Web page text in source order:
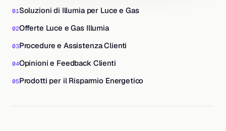
Soluzioni di Illumia per Luce e Gas
Offerte Luce e Gas Illumia
Procedure e Assistenza Clienti
Opinioni e Feedback Clienti
Prodotti per il Risparmio Energetico